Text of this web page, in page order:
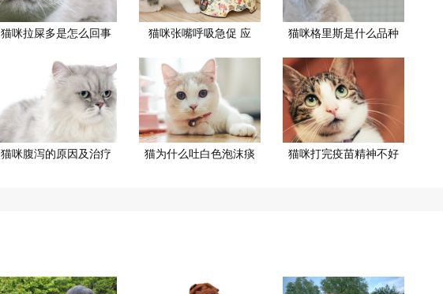
猫咪拉屎多是怎么回事 猫咪张嘴呼吸急促 应 猫咪格里斯是什么品种
猫咪腹泻的原因及治疗 猫为什么吐白色泡沫痰 猫咪打完疫苗精神不好